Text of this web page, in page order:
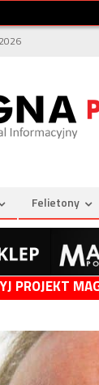
Felietony
PROJEKT